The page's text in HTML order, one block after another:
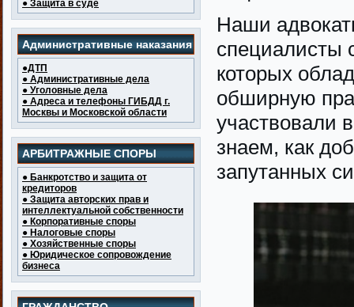
● Защита в суде
Административные наказания
●ДТП
● Административные дела
● Уголовные дела
● Адреса и телефоны ГИБДД г.
Москвы и Московской области
АРБИТРАЖНЫЕ СПОРЫ
● Банкротство и защита от
кредиторов
● Защита авторских прав и
интеллектуальной собственности
● Корпоративные споры
● Налоговые споры
● Хозяйственные споры
● Юридическое сопровождение
бизнеса
Наши
специалисты
которых
обширную
участвовали
знаем, как
запутанных